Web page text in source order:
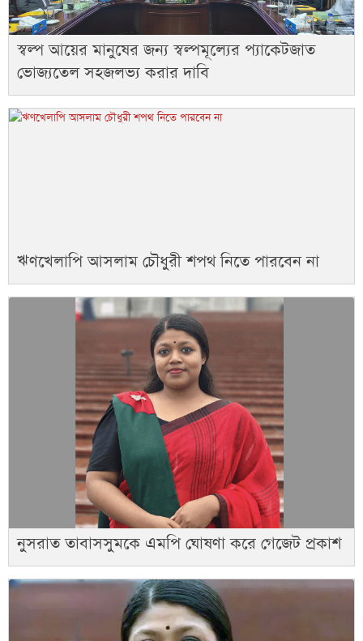
স্বল্প আয়ের মানুষের জন্য স্বল্পমূল্যের প্যাকেটজাত
ভোজ্যতেল সহজলভ্য করার দাবি
ঋণখেলাপি আসলাম চৌধুরী শপথ নিতে পারবেন না
নুসরাত তাবাসসুমকে এমপি ঘোষণা করে গেজেট প্রকাশ